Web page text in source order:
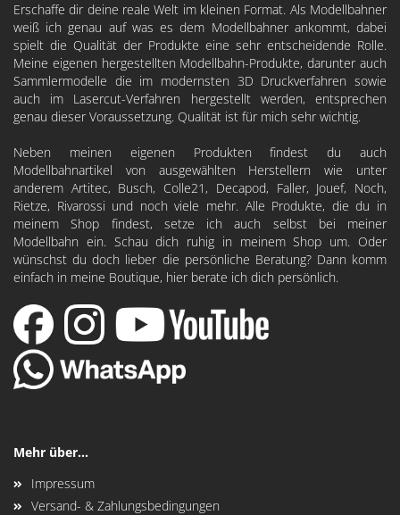
Erschaffe dir deine reale Welt im kleinen Format. Als Modellbahner
weiß ich genau auf was es dem Modellbahner ankommt, dabei
spielt die Qualität der Produkte eine sehr entscheidende Rolle.
Meine eigenen hergestellten Modellbahn-Produkte, darunter auch
Sammlermodelle die im modernsten 3D Druckverfahren sowie
auch im Lasercut-Verfahren hergestellt werden, entsprechen
genau dieser Voraussetzung. Qualität ist für mich sehr wichtig.
Neben meinen eigenen Produkten findest du auch
Modellbahnartikel von ausgewählten Herstellern wie unter
anderem Artitec, Busch, Colle21 , Decapod, Faller, Jouef, Noch,
Rietze, Rivarossi und noch viele mehr. Alle Produkte, die du in
meinem Shop findest, setze ich auch selbst bei meiner
Modellbahn ein. Schau dich ruhig in meinem Shop um. Oder
wünschst du doch lieber die persönliche Beratung? Dann komm
einfach in meine Boutique, hier berate ich dich persönlich.
Mehr über...
Impressum
Versand- & Zahlungsbedingungen